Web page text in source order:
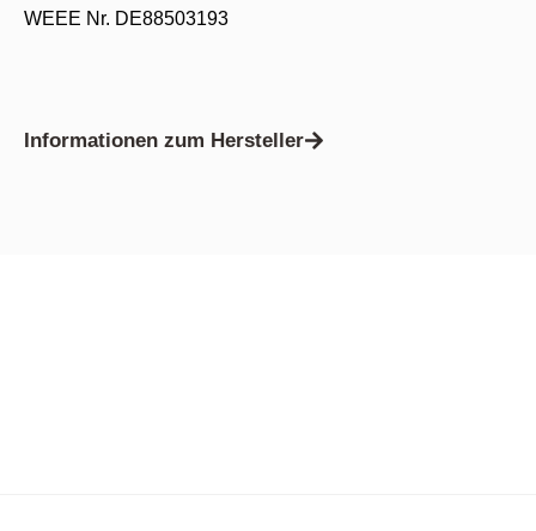
WEEE Nr. DE88503193
Informationen zum Hersteller